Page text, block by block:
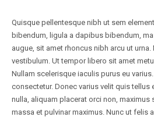
Quisque pellentesque nibh ut sem
bibendum, ligula a dapibus bibendum,
augue, sit amet rhoncus nibh arcu ut
vestibulum. Ut tempor libero sit amet
Nullam scelerisque iaculis purus eu
consectetur. Donec varius velit quis tellus
nulla, aliquam placerat orci non, maximus
massa et pulvinar maximus. Nunc ut felis